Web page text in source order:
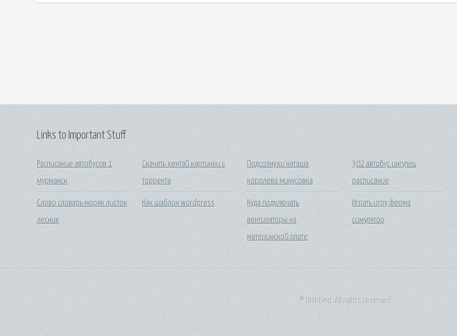
Links to Important Stuff
Расписание автобусов 1
мурманск
Слово словарь моряк листок
лесник
Скачать хентай картинки с
торрента
Как шаблон wordpress
Подсолнухи наташа
королева минусовка
Куда подключать
вентиляторы на
материнской плате
302 автобус ингулец
расписание
Играть игру ферма
симулятор
© Untitled. All rights reserved.